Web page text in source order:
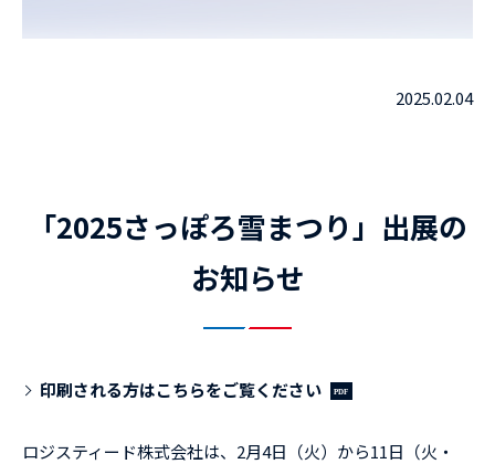
2025.02.04
「2025さっぽろ雪まつり」出展の
お知らせ
印刷される方はこちらをご覧ください
ロジスティード株式会社は、2月4日（火）から11日（火・